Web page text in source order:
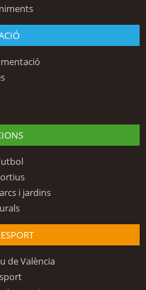
i jardins
de València